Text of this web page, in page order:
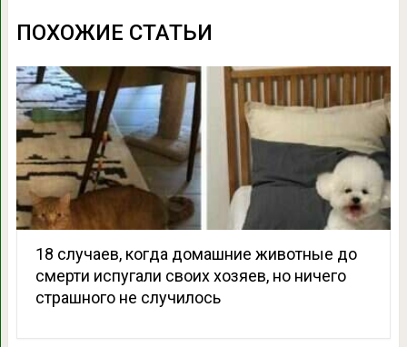
ПОХОЖИЕ СТАТЬИ
18 случаев, когда домашние животные до
смерти испугали своих хозяев, но ничего
страшного не случилось